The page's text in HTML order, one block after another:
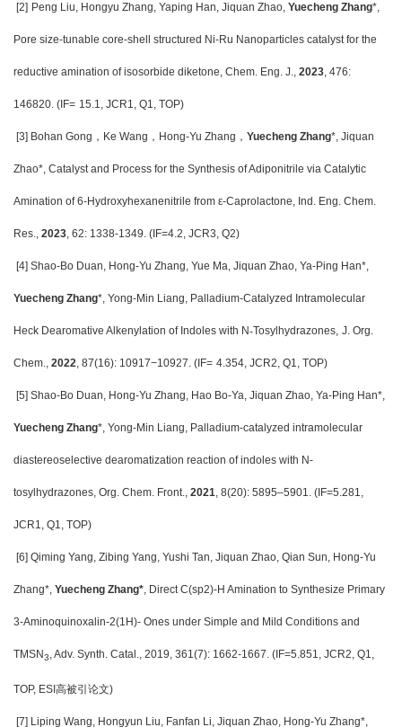
[2] Peng Liu, Hongyu Zhang, Yaping Han, Jiquan Zhao, Yuecheng Zhang*,
Pore size-tunable core-shell structured Ni-Ru Nanoparticles catalyst for the
reductive amination of isosorbide diketone, Chem. Eng. J., 2023, 476:
146820. (IF= 15.1, JCR1, Q1, TOP)
[3] Bohan Gong ，Ke Wang，Hong-Yu Zhang， Yuecheng Zhang*, Jiquan
Zhao*, Catalyst and Process for the Synthesis of Adiponitrile via Catalytic
Amination of 6-Hydroxyhexanenitrile from ε-Caprolactone, Ind. Eng. Chem.
Res., 2023, 62: 1338-1349. (IF=4.2, JCR3, Q2)
[4] Shao-Bo Duan, Hong-Yu Zhang, Yue Ma, Jiquan Zhao, Ya-Ping Han*,
Yuecheng Zhang*, Yong-Min Liang, Palladium-Catalyzed Intramolecular
Heck Dearomative Alkenylation of Indoles with N‑Tosylhydrazones, J. Org.
Chem., 2022, 87(16): 10917−10927. (IF= 4.354, JCR2, Q1, TOP)
[5] Shao-Bo Duan, Hong-Yu Zhang, Hao Bo-Ya, Jiquan Zhao, Ya-Ping Han*,
Yuecheng Zhang*, Yong-Min Liang, Palladium-catalyzed intramolecular
diastereoselective dearomatization reaction of indoles with N-
tosylhydrazones, Org. Chem. Front., 2021, 8(20): 5895–5901. (IF=5.281,
JCR1, Q1, TOP)
[6] Qiming Yang, Zibing Yang, Yushi Tan, Jiquan Zhao, Qian Sun, Hong-Yu
Zhang*, Yuecheng Zhang*, Direct C(sp2)-H Amination to Synthesize Primary
3-Aminoquinoxalin-2(1H)- Ones under Simple and Mild Conditions and
TMSN3, Adv. Synth. Catal., 2019, 361(7): 1662-1667. (IF=5.851, JCR2, Q1,
TOP, ESI 高被引论文)
[7] Liping Wang, Hongyun Liu, Fanfan Li, Jiquan Zhao, Hong-Yu Zhang*,